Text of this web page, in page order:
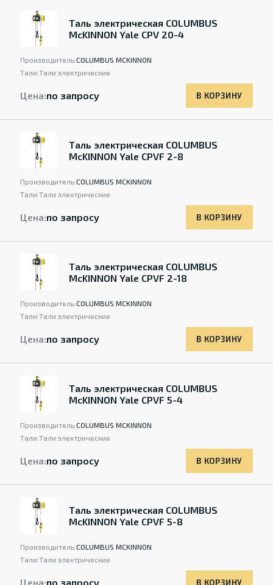
Таль электрическая COLUMBUS
McKINNON Yale CPV 20-4
Производитель:COLUMBUS MCKINNON
Тали:Тали электрические
Цена:по запросу В КОРЗИНУ
Таль электрическая COLUMBUS
McKINNON Yale CPVF 2-8
Производитель:COLUMBUS MCKINNON
Тали:Тали электрические
Цена:по запросу В КОРЗИНУ
Таль электрическая COLUMBUS
McKINNON Yale CPVF 2-18
Производитель:COLUMBUS MCKINNON
Тали:Тали электрические
Цена:по запросу В КОРЗИНУ
Таль электрическая COLUMBUS
McKINNON Yale CPVF 5-4
Производитель:COLUMBUS MCKINNON
Тали:Тали электрические
Цена:по запросу В КОРЗИНУ
Таль электрическая COLUMBUS
McKINNON Yale CPVF 5-8
Производитель:COLUMBUS MCKINNON
Тали:Тали электрические
Цена:по запросу В КОРЗИНУ